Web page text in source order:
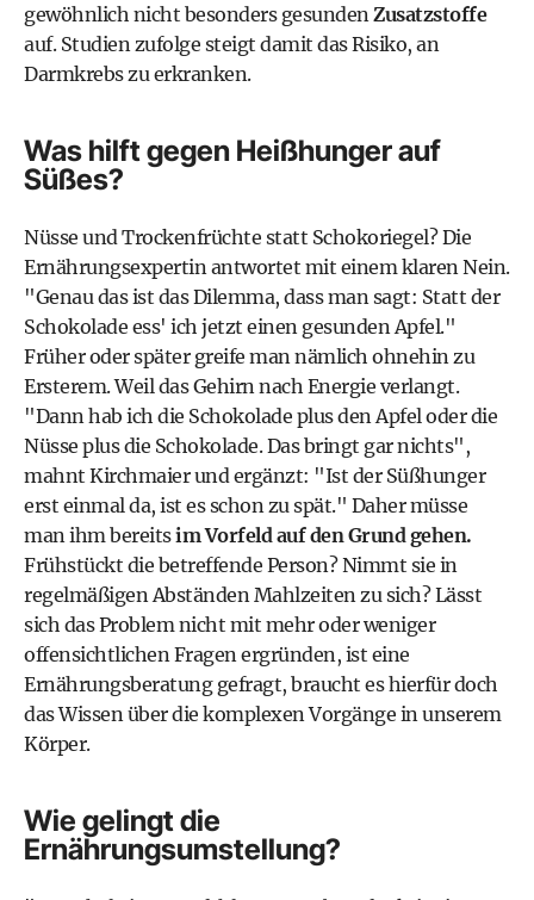
gewöhnlich nicht besonders gesunden Zusatzstoffe
auf. Studien zufolge steigt damit das Risiko, an
Darmkrebs zu erkranken.
Was hilft gegen Heißhunger auf
Süßes?
Nüsse und Trockenfrüchte statt Schokoriegel? Die
Ernährungsexpertin antwortet mit einem klaren Nein.
"Genau das ist das Dilemma, dass man sagt: Statt der
Schokolade ess' ich jetzt einen gesunden Apfel."
Früher oder später greife man nämlich ohnehin zu
Ersterem. Weil das Gehirn nach Energie verlangt.
"Dann hab ich die Schokolade plus den Apfel oder die
Nüsse plus die Schokolade. Das bringt gar nichts",
mahnt Kirchmaier und ergänzt: "Ist der Süßhunger
erst einmal da, ist es schon zu spät." Daher müsse
man ihm bereitsim Vorfeld auf den Grund gehen.
Frühstückt die betreffende Person? Nimmt sie in
regelmäßigen Abständen Mahlzeiten zu sich? Lässt
sich das Problem nicht mit mehr oder weniger
offensichtlichen Fragen ergründen, ist eine
Ernährungsberatung gefragt, braucht es hierfür doch
das Wissen über die komplexen Vorgänge in unserem
Körper.
Wie gelingt die
Ernährungsumstellung?